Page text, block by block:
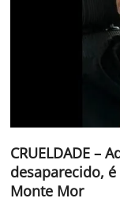
CRUELDADE –
desaparecido,
Monte Mor